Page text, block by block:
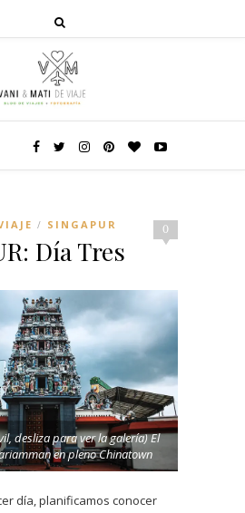
0
/ SINGAPUR
Día Tres
desliza para ver la galería) El
en pleno Chinatown
día, planificamos conocer